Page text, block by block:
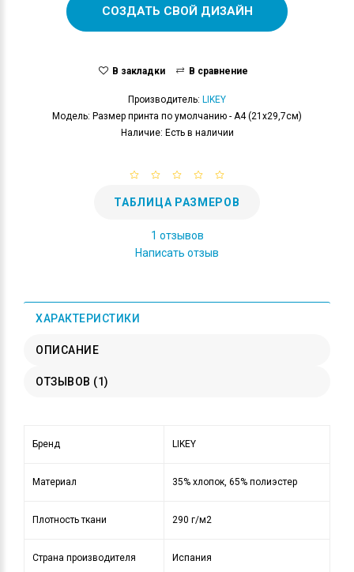
СОЗДАТЬ СВОЙ ДИЗАЙН
В закладки В сравнение
Производитель: LIKEY
Модель: Размер принта по умолчанию - А4 (21x29,7см)
Наличие: Есть в наличии
ТАБЛИЦА РАЗМЕРОВ
1 отзывов
Написать отзыв
ХАРАКТЕРИСТИКИ
ОПИСАНИЕ
ОТЗЫВОВ (1)
Бренд LIKEY
Материал 35% хлопок, 65% полиэстер
Плотность ткани 290 г/м2
Страна производителя Испания